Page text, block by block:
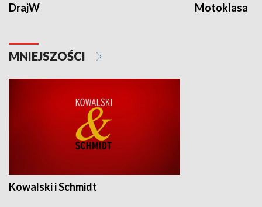
DrajW Motoklasa
MNIEJSZOŚCI
Kowalski i Schmidt